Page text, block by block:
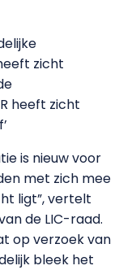
zicht
heeft zicht
is nieuw voor
met zich mee
ligt”, vertelt
de LIC-raad.
op verzoek van
bleek het